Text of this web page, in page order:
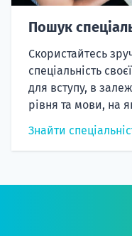
Пошук
Скористайтесь
спеціальність
для вступу, в
рівня та мови, на
Знайти